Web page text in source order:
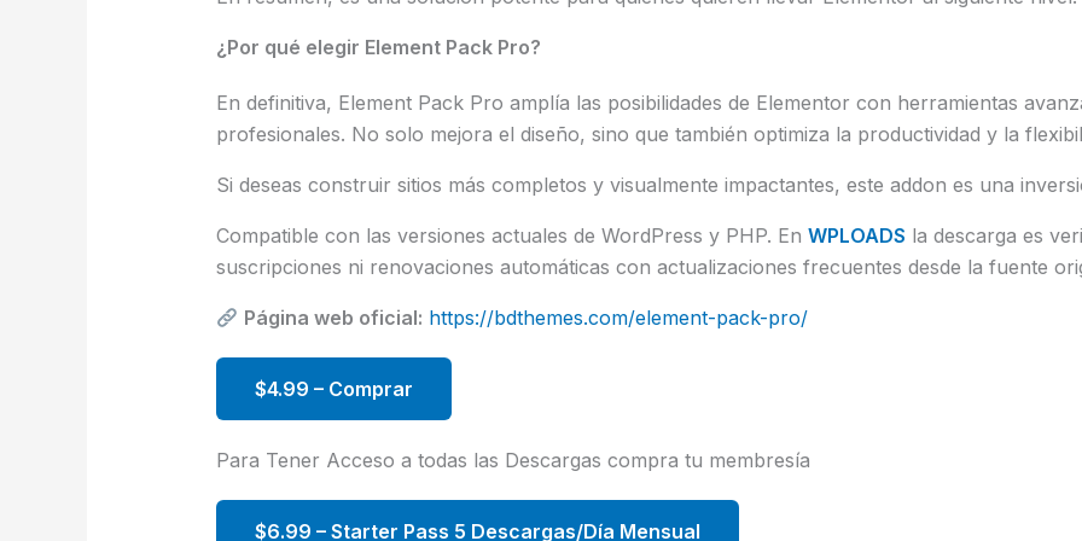
¿Por qué elegir Element Pack Pro?
En definitiva, Element Pack Pro amplía las posibilidades de Elementor con herramientas
profesionales. No solo mejora el diseño, sino que también optimiza la productividad y la
Si deseas construir sitios más completos y visualmente impactantes, este addon es una
Compatible con las versiones actuales de WordPress y PHP. En WPLOADS la descarga es
suscripciones ni renovaciones automáticas con actualizaciones frecuentes desde la fuente
Página web oficial: https://bdthemes.com/element-pack-pro/
$4.99 – Comprar
Para Tener Acceso a todas las Descargas compra tu membresía
$6.99 – Starter Pass 5 Descargas/Día Mensual